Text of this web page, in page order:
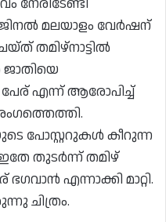
മലയാളം വേർഷന്
തമിഴ്‌നാട്ടിൽ
എന്ന് ആരോപിച്ച്
പോസ്റ്ററുകൾ കീറുന്ന
തുടർന്ന് തമിഴ്
എന്നാക്കി മാറ്റി.
ചിത്രം.